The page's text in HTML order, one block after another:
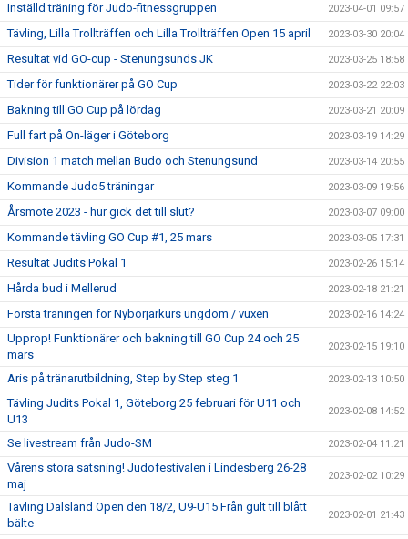
Inställd träning för Judo-fitnessgruppen 2023-04-01 09:57
Tävling, Lilla Trollträffen och Lilla Trollträffen Open 15 april 2023-03-30 20:04
Resultat vid GO-cup - Stenungsunds JK 2023-03-25 18:58
Tider för funktionärer på GO Cup 2023-03-22 22:03
Bakning till GO Cup på lördag 2023-03-21 20:09
Full fart på On-läger i Göteborg 2023-03-19 14:29
Division 1 match mellan Budo och Stenungsund 2023-03-14 20:55
Kommande Judo5 träningar 2023-03-09 19:56
Årsmöte 2023 - hur gick det till slut? 2023-03-07 09:00
Kommande tävling GO Cup #1, 25 mars 2023-03-05 17:31
Resultat Judits Pokal 1 2023-02-26 15:14
Hårda bud i Mellerud 2023-02-18 21:21
Första träningen för Nybörjarkurs ungdom / vuxen 2023-02-16 14:24
Upprop! Funktionärer och bakning till GO Cup 24 och 25
mars
2023-02-15 19:10
Aris på tränarutbildning, Step by Step steg 1 2023-02-13 10:50
Tävling Judits Pokal 1, Göteborg 25 februari för U11 och
U13
2023-02-08 14:52
Se livestream från Judo-SM 2023-02-04 11:21
Vårens stora satsning! Judofestivalen i Lindesberg 26-28
maj
2023-02-02 10:29
Tävling Dalsland Open den 18/2, U9-U15 Från gult till blått
bälte
2023-02-01 21:43